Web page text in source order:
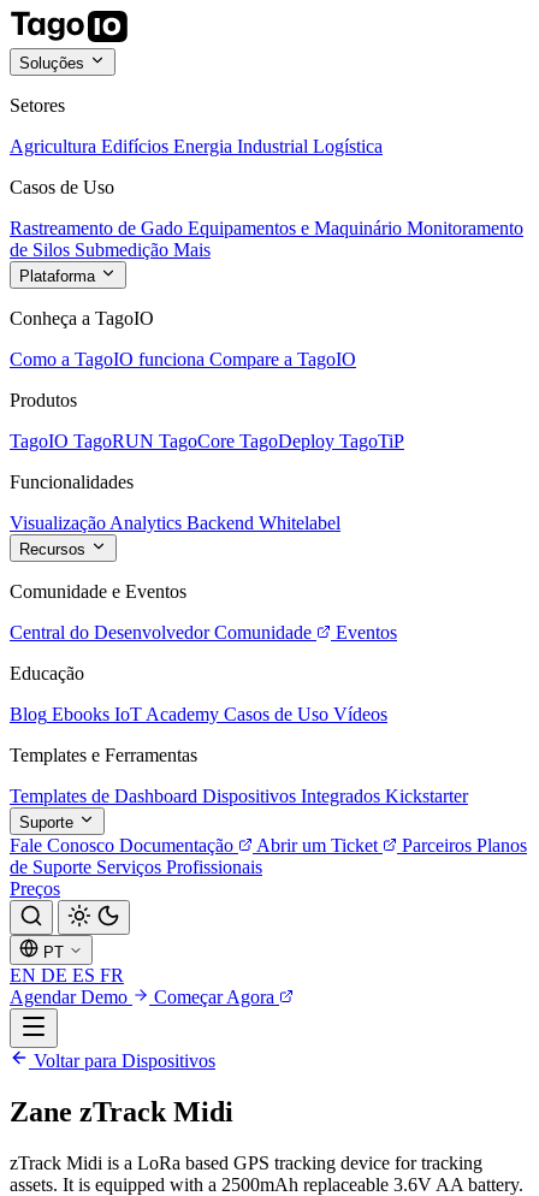
Soluções
Setores
Agricultura Edifícios Energia Industrial Logística
Casos de Uso
Rastreamento de Gado Equipamentos e Maquinário Monitoramento
de Silos Submedição Mais
Plataforma
Conheça a TagoIO
Como a TagoIO funciona Compare a TagoIO
Produtos
TagoIO TagoRUN TagoCore TagoDeploy TagoTiP
Funcionalidades
Visualização Analytics Backend Whitelabel
Recursos
Comunidade e Eventos
Central do Desenvolvedor Comunidade
Eventos
Educação
Blog Ebooks IoT Academy Casos de Uso Vídeos
Templates e Ferramentas
Templates de Dashboard Dispositivos Integrados Kickstarter
Suporte
Fale Conosco Documentação Abrir um Ticket Parceiros Planos
de Suporte Serviços Profissionais
Preços
PT
EN DE ES FR
Agendar Demo
Começar Agora
Voltar para Dispositivos
Zane zTrack Midi
zTrack Midi is a LoRa based GPS tracking device for tracking
assets. It is equipped with a 2500mAh replaceable 3.6V AA battery.